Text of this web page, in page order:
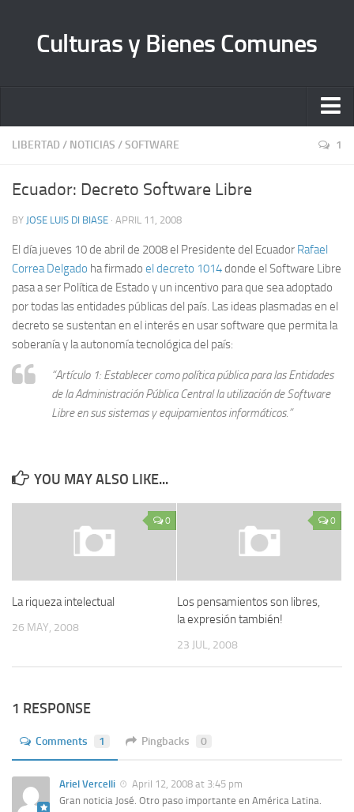
Culturas y Bienes Comunes
Inicio
Sobre Librecultura
Manifiesto
Bienes Comunes A. C.
Contacto
LIBERTAD / NOTICIAS /SOFTWARE 1
Ecuador: Decreto Software Libre
BY JOSE LUIS DI BIASE · APRIL 11, 2008
El día jueves 10 de abril de 2008 el Presidente del Ecuador Rafael
Correa Delgado ha firmado el decreto 1014donde el Software Libre
pasa a ser Política de Estado y un incentivo para que sea adoptado
por todas las entidades públicas del país. Las ideas plasmadas en el
decreto se sustentan en el interés en usar software que permita la
soberanía y la autonomía tecnológica del país:
“Artículo 1: Establecer como política pública para las Entidades
de la Administración Pública Central la utilización de Software
Libre en sus sistemas y equipamientos informáticos.”
YOU MAY ALSO LIKE...
0
La riqueza intelectual
26 MAY, 2008
0
Los pensamientos son libres,
la expresión también!
23 JUL, 2008
1 RESPONSE
Comments 1 Pingbacks 0
Ariel Vercelli
April 12, 2008 at 3:45 pm
Gran noticia José. Otro paso importante en América Latina.